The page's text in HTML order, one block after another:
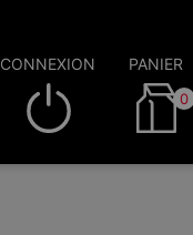
CONNEXION PANIER
0